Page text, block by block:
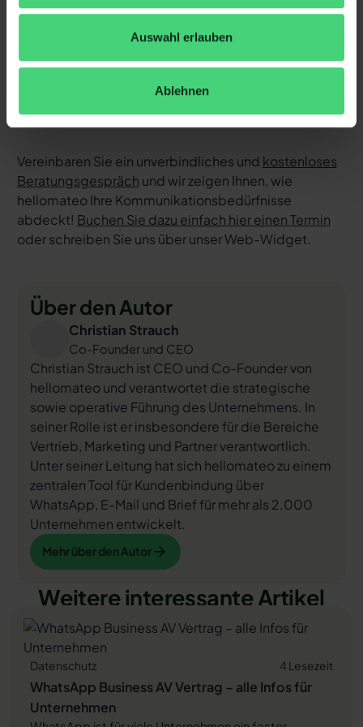
Auswahl erlauben
Ablehnen
Diverse KI-Funktionen: UnserKI-Agent
beantworten, Anrufe entgegennehmen, bei der
Formulierung von Nachrichten unterstützen und
vieles mehr.
Vereinbaren Sie ein unverbindliches und kostenloses
Beratungsgespräch und wir zeigen Ihnen, wie
hellomateo Ihre Kommunikationsbedürfnisse
abdeckt! Buchen Sie dazu einfach hier einen Termin
oder schreiben Sie uns über unser Web-Widget.
Über den Autor
Christian Strauch
Co-Founder und CEO
Christian Strauch ist CEO und Co-Founder von
hellomateo und verantwortet die strategische
sowie operative Führung des Unternehmens. In
seiner Rolle ist er insbesondere für die Bereiche
Vertrieb, Marketing und Partner verantwortlich.
Unter seiner Leitung hat sich hellomateo zu einem
zentralen Tool für Kundenbindung über
WhatsApp, E-Mail und Brief für mehr als 2.000
Unternehmen entwickelt.
Mehr über den Autor
Mehr über den Autor
Weitere interessante Artikel
Datenschutz 4 Lesezeit
WhatsApp Business AV Vertrag – alle Infos für
Unternehmen